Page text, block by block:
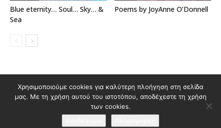
Blue eternity… Soul… Sky… &
Sea
Poems by JoyAnne O’Donnell
Διαφημιστείτε στο Polis Magazino
Όροι χρήσης & Πολιτική Προστασίας Προσωπικών Δεδομένων
Επικοινωνία
© 2026 Κατασκευή ιστοσελίδαςidees creative marketing
Χρησιμοποιούμε cookies για καλύτερη πλοήγηση στη σελίδα
μας. Με τη χρήση αυτού του ιστοτόπου, αποδέχεστε τη χρήση
των cookies.